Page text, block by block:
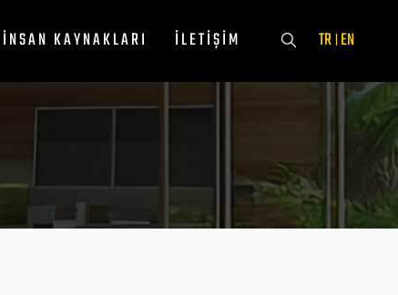
İNSAN KAYNAKLARI İLETIŞIM TR | EN